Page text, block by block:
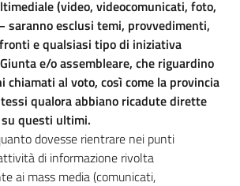
(video, videocomunicati, foto,
saranno esclusi temi, provvedimenti,
e qualsiasi tipo di iniziativa
e/o assembleare, che riguardino
chiamati al voto, così come la provincia
qualora abbiano ricadute dirette
questi ultimi.
dovesse rientrare nei punti
di informazione rivolta
ai mass media (comunicati,